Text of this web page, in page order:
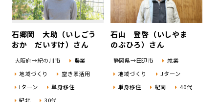
石郷岡 大助（いしごう
おか だいすけ）さん
大阪府→紀の川市
農業
地域づくり
空き家活用
Iターン
単身移住
紀北
30代
石山 登啓（いしやま
のぶひろ）さん
静岡県→田辺市
就業
地域づくり
Jターン
単身移住
紀南 40代